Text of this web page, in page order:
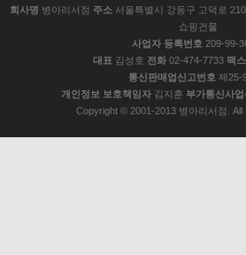
회사명 병아리서점 주소 서울특별시 강동구 고덕로
쇼핑건물
사업자 등록번호 209-99-
대표 김성호 전화 02-474-7733 팩스
통신판매업신고번호 제25-
개인정보 보호책임자 김지훈 부가통신사
Copyright © 2001-2013 병아리서점. All